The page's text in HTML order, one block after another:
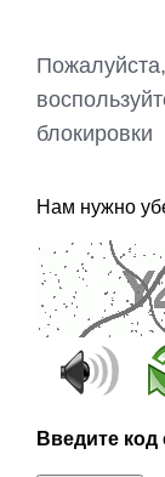
блокировки
Нам нужно
Введите код